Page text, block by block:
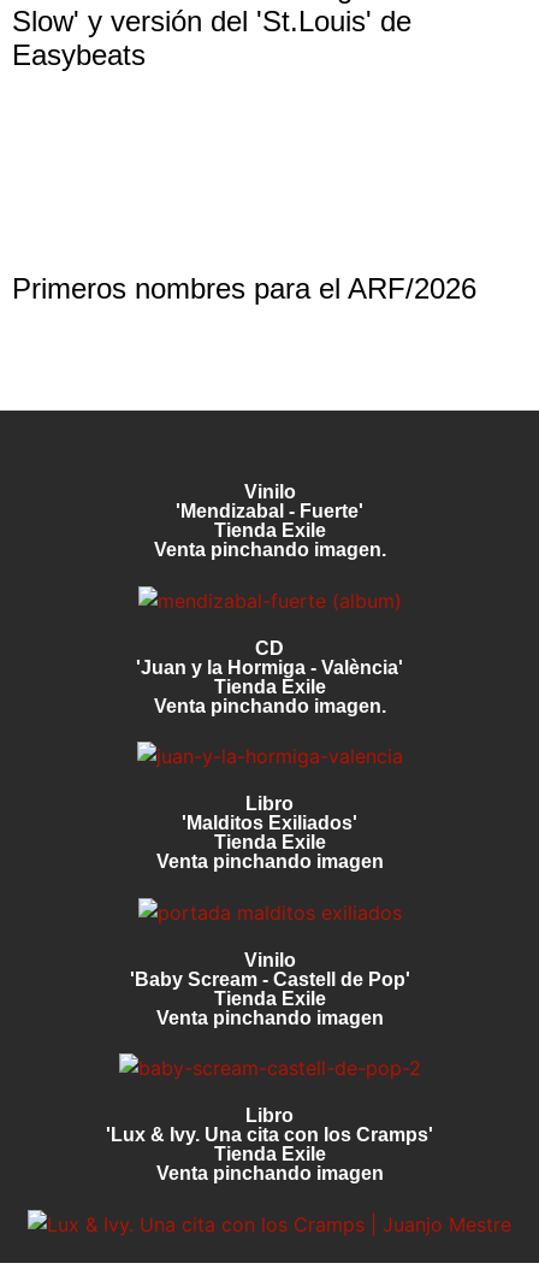
Slow' y versión del 'St.Louis' de
Easybeats
Primeros nombres para el ARF/2026
Vinilo
'Mendizabal - Fuerte'
Tienda Exile
Venta pinchando imagen.
CD
'Juan y la Hormiga - València'
Tienda Exile
Venta pinchando imagen.
Libro
'Malditos Exiliados'
Tienda Exile
Venta pinchando imagen
Vinilo
'Baby Scream - Castell de Pop'
Tienda Exile
Venta pinchando imagen
Libro
'Lux & Ivy. Una cita con los Cramps'
Tienda Exile
Venta pinchando imagen